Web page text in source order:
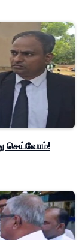
செய்வோம்!